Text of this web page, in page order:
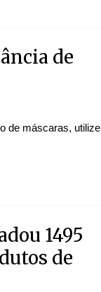
de
de máscaras, utilize
1495
de